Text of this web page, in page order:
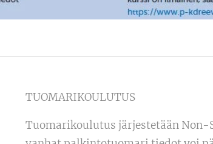
TUOMARIKOULUTUS
Tuomarikoulutus järjestetään